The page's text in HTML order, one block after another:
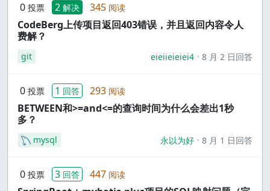
0 投票 2 解决 345 阅读
CodeBerg上传项目返回403错误，并且返回内容令人
费解？
git eieiieieiei4 8 月 2 日回答
0 投票 1 回答 293 阅读
BETWEEN和>=and<=的查询时间为什么会差出1秒
多？
mysql 永以为好 8 月 1 日回答
0 投票 3 回答 447 阅读